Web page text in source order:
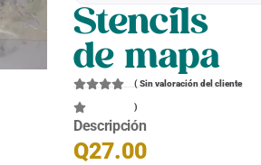
Stencils
de mapa
(Sin valoración del cliente
)
Descripción
Q27.00